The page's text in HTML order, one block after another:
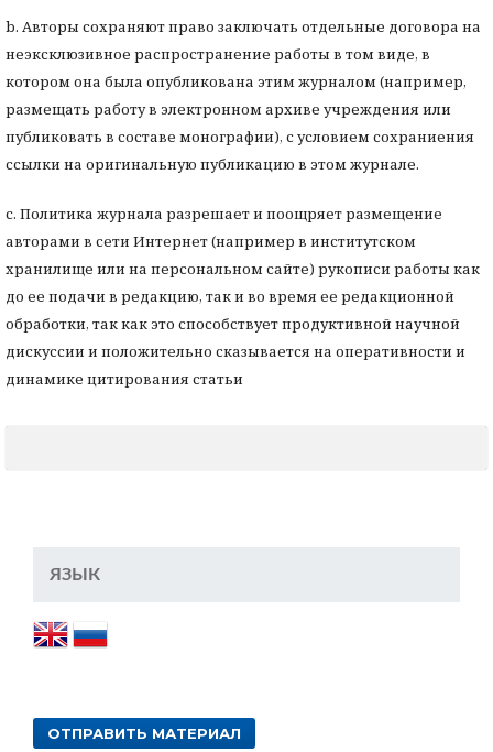
b. Авторы сохраняют право заключать отдельные договора на
неэксклюзивное распространение работы в том виде, в
котором она была опубликована этим журналом (например,
размещать работу в электронном архиве учреждения или
публиковать в составе монографии), с условием сохраниения
ссылки на оригинальную публикацию в этом журнале.
с. Политика журнала разрешает и поощряет размещение
авторами в сети Интернет (например в институтском
хранилище или на персональном сайте) рукописи работы как
до ее подачи в редакцию, так и во время ее редакционной
обработки, так как это способствует продуктивной научной
дискуссии и положительно сказывается на оперативности и
динамике цитирования статьи
ЯЗЫК
ОТПРАВИТЬ МАТЕРИАЛ